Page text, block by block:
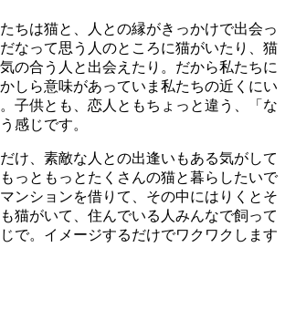
ちは猫と、人との縁がきっかけで出会っ
なって思う人のところに猫がいたり、猫
の合う人と出会えたり。だから私たちに
しら意味があっていま私たちの近くにい
子供とも、恋人ともちょっと違う、「な
感じです。
け、素敵な人との出逢いもある気がして
っともっとたくさんの猫と暮らしたいで
ンションを借りて、その中にはりくとそ
猫がいて、住んでいる人みんなで飼って
で。イメージするだけでワクワクします